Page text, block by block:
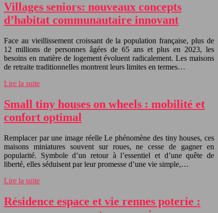
Villages seniors: nouveaux concepts
d’habitat communautaire innovant
Face au vieillissement croissant de la population française, plus de
12 millions de personnes âgées de 65 ans et plus en 2023, les
besoins en matière de logement évoluent radicalement. Les maisons
de retraite traditionnelles montrent leurs limites en termes…
Lire la suite
Small tiny houses on wheels : mobilité et
confort optimal
Remplacer par une image réelle Le phénomène des tiny houses, ces
maisons miniatures souvent sur roues, ne cesse de gagner en
popularité. Symbole d’un retour à l’essentiel et d’une quête de
liberté, elles séduisent par leur promesse d’une vie simple,…
Lire la suite
Résidence espace et vie rennes poterie :